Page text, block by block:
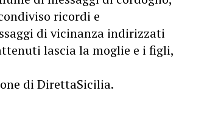
ricordi e
di vicinanza indirizzati
lascia la moglie e i figli,
di DirettaSicilia.